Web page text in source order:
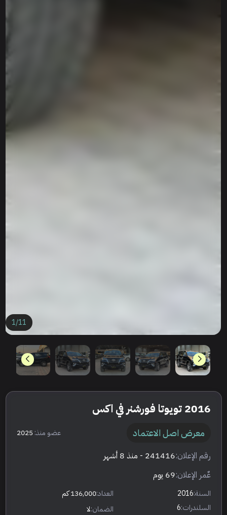
1/11
2016 تويوتا فورشنر في اكس
معرض اصل الاعتماد عضو منذ:2025
رقم الإعلان:241416 - منذ 8 أشهر
عٌمر الإعلان:69 يوم
السنة:2016 العداد:136,000 كم
السلندرات:6 الضمان:لا